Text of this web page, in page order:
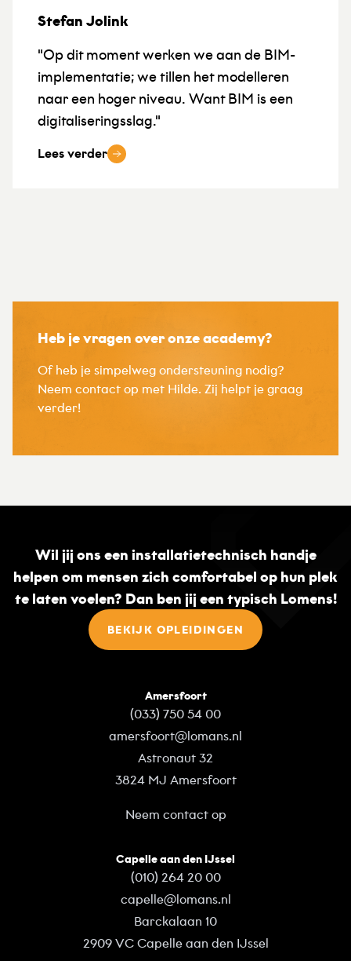
Stefan Jolink
"Op dit moment werken we aan de BIM-
implementatie; we tillen het modelleren
naar een hoger niveau. Want BIM is een
digitaliseringsslag."
Lees verder
Heb je vragen over onze academy?
Of heb je simpelweg ondersteuning nodig?
Neem contact op met Hilde. Zij helpt je graag
verder!
Wil jij ons een installatietechnisch handje
helpen om mensen zich comfortabel op hun plek
te laten voelen? Dan ben jij een typisch Lomens!
BEKIJK OPLEIDINGEN
Amersfoort
(033) 750 54 00
amersfoort@lomans.nl
Astronaut 32
3824 MJ Amersfoort
Neem contact op
Capelle aan den IJssel
(010) 264 20 00
capelle@lomans.nl
Barckalaan 10
2909 VC Capelle aan den IJssel